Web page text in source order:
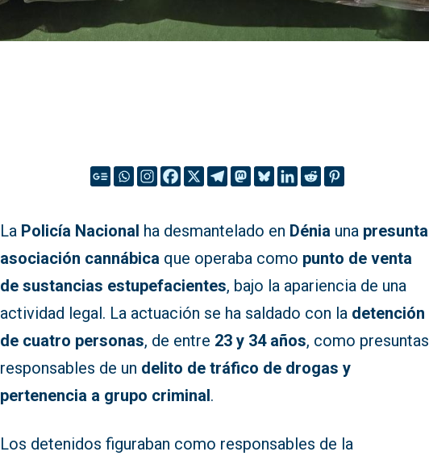
La Policía Nacional ha desmantelado en Dénia una presunta
asociación cannábica que operaba como punto de venta
de sustancias estupefacientes, bajo la apariencia de una
actividad legal. La actuación se ha saldado con la detención
de cuatro personas, de entre 23 y 34 años, como presuntas
responsables de un delito de tráfico de drogas y
pertenencia a grupo criminal.
Los detenidos figuraban como responsables de la